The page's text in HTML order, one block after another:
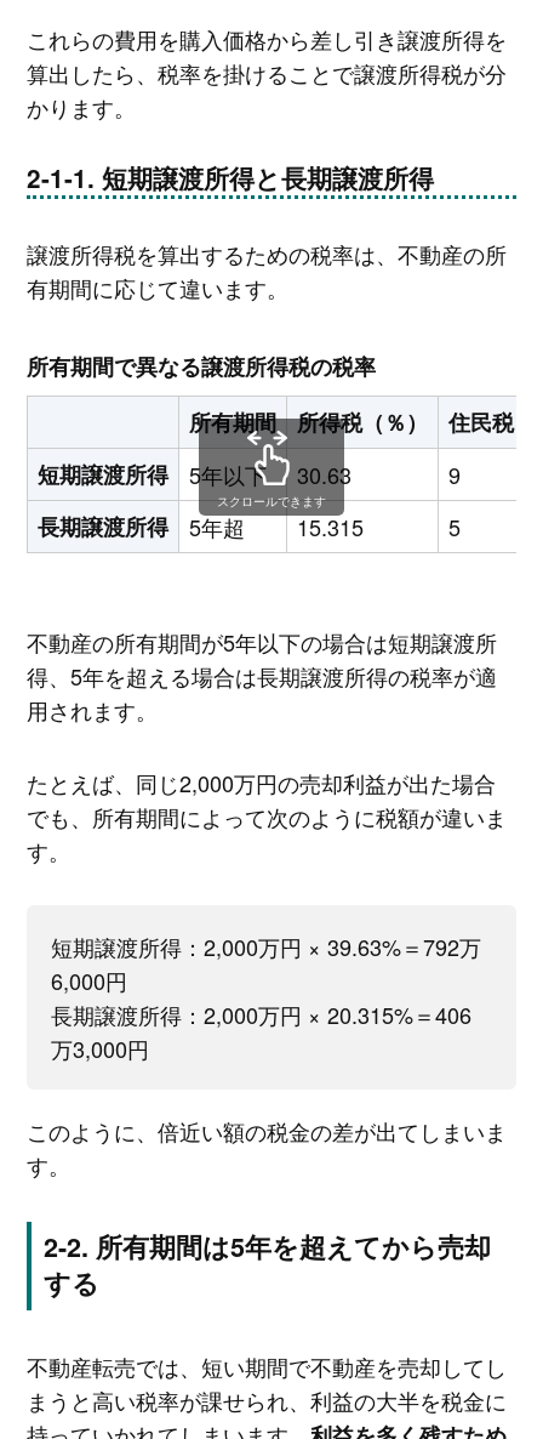
これらの費用を購入価格から差し引き譲渡所得を
算出したら、税率を掛けることで譲渡所得税が分
かります。
短期譲渡所得と長期譲渡所得
譲渡所得税を算出するための税率は、不動産の所
有期間に応じて違います。
所有期間で異なる譲渡所得税の税率
所有期間
所得税（％）
住民税（
短期譲渡所得
5年以下 30.63
9
長期譲渡所得
5年超 15.315 5
スクロールできます
不動産の所有期間が5年以下の場合は短期譲渡所
得、5年を超える場合は長期譲渡所得の税率が適
用されます。
たとえば、同じ2,000万円の売却利益が出た場合
でも、所有期間によって次のように税額が違いま
す。
短期譲渡所得：2,000万円 × 39.63%＝792万
6,000円
長期譲渡所得：2,000万円 × 20.315%＝406
万3,000円
このように、倍近い額の税金の差が出てしまいま
す。
所有期間は5年を超えてから売却
する
不動産転売では、短い期間で不動産を売却してし
まうと高い税率が課せられ、利益の大半を税金に